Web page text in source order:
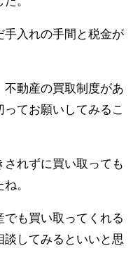
入れの手間と税金が
動産の買取制度があ
てお願いしてみるこ
れずに買い取っても
。
も買い取ってくれる
してみるといいと思